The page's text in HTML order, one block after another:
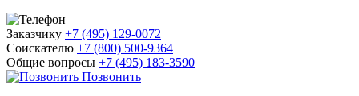
Заказчику +7 (495) 129-0072
Соискателю +7 (800) 500-9364
Общие вопросы +7 (495) 183-3590
Позвонить